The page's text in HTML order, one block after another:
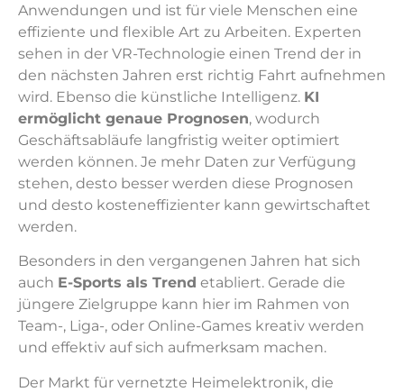
Anwendungen und ist für viele Menschen eine
effiziente und flexible Art zu Arbeiten. Experten
sehen in der VR-Technologie einen Trend der in
den nächsten Jahren erst richtig Fahrt aufnehmen
wird. Ebenso die künstliche Intelligenz. KI
ermöglicht genaue Prognosen, wodurch
Geschäftsabläufe langfristig weiter optimiert
werden können. Je mehr Daten zur Verfügung
stehen, desto besser werden diese Prognosen
und desto kosteneffizienter kann gewirtschaftet
werden.
Besonders in den vergangenen Jahren hat sich
auch E-Sports als Trend etabliert. Gerade die
jüngere Zielgruppe kann hier im Rahmen von
Team-, Liga-, oder Online-Games kreativ werden
und effektiv auf sich aufmerksam machen.
Der Markt für vernetzte Heimelektronik, die